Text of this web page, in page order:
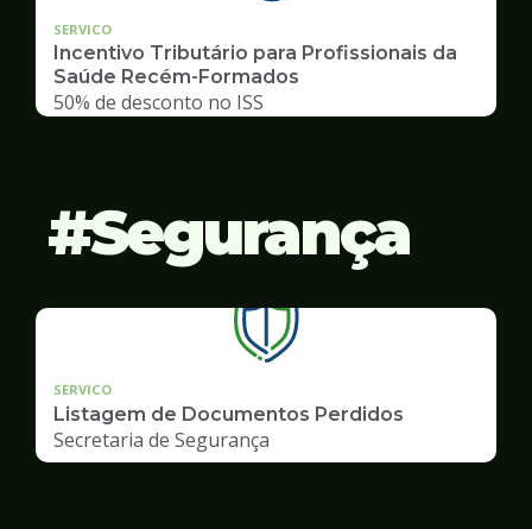
SERVICO
Incentivo Tributário para Profissionais da
Saúde Recém-Formados
50% de desconto no ISS
Segurança
SERVICO
Listagem de Documentos Perdidos
Secretaria de Segurança